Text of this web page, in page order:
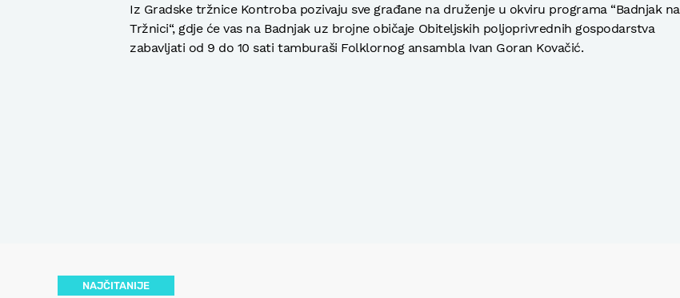
Iz Gradske tržnice Kontroba pozivaju sve građane na druženje u okviru programa “Badnjak na
Tržnici“, gdje će vas na Badnjak uz brojne običaje Obiteljskih poljoprivrednih gospodarstva
zabavljati od 9 do 10 sati tamburaši Folklornog ansambla Ivan Goran Kovačić.
NAJČITANIJE